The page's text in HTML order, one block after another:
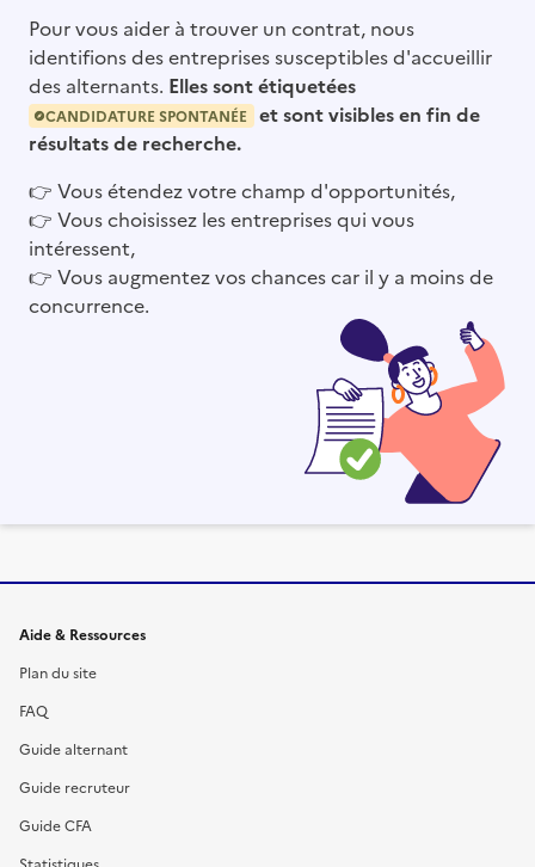
Pour vous aider à trouver un contrat, nous
identifions des entreprises susceptibles d'accueillir
des alternants. Elles sont étiquetées
CANDIDATURE SPONTANÉE
et sont visibles en fin de
résultats de recherche.
👉 Vous étendez votre champ d'opportunités,
👉 Vous choisissez les entreprises qui vous
intéressent,
👉 Vous augmentez vos chances car il y a moins de
concurrence.
Informations et liens du site
Aide & Ressources
Plan du site
FAQ
Guide alternant
Guide recruteur
Guide CFA
Statistiques